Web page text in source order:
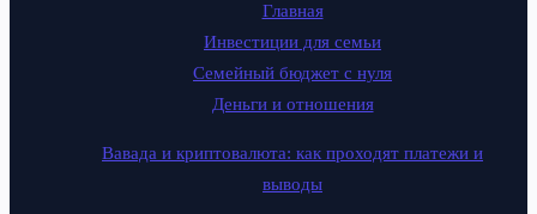
Главная
Инвестиции для семьи
Семейный бюджет с нуля
Деньги и отношения
Вавада и криптовалюта: как проходят платежи и
выводы